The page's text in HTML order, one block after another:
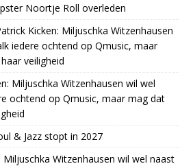
Noortje Roll overleden
Kicken: Miljuschka Witzenhausen
iedere ochtend op Qmusic, maar
veiligheid
Miljuschka Witzenhausen wil wel
ochtend op Qmusic, maar mag dat
& Jazz stopt in 2027
Miljuschka Witzenhausen wil wel naast